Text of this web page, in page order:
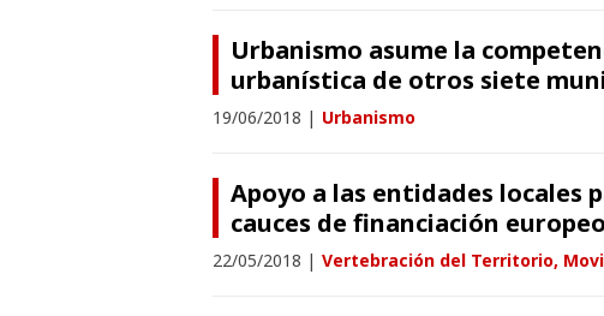
Urbanismo asume la
urbanística de otros siete
19/06/2018 | Urbanismo
Apoyo a las entidades locales
cauces de financiación
22/05/2018 | Vertebración del Territorio,